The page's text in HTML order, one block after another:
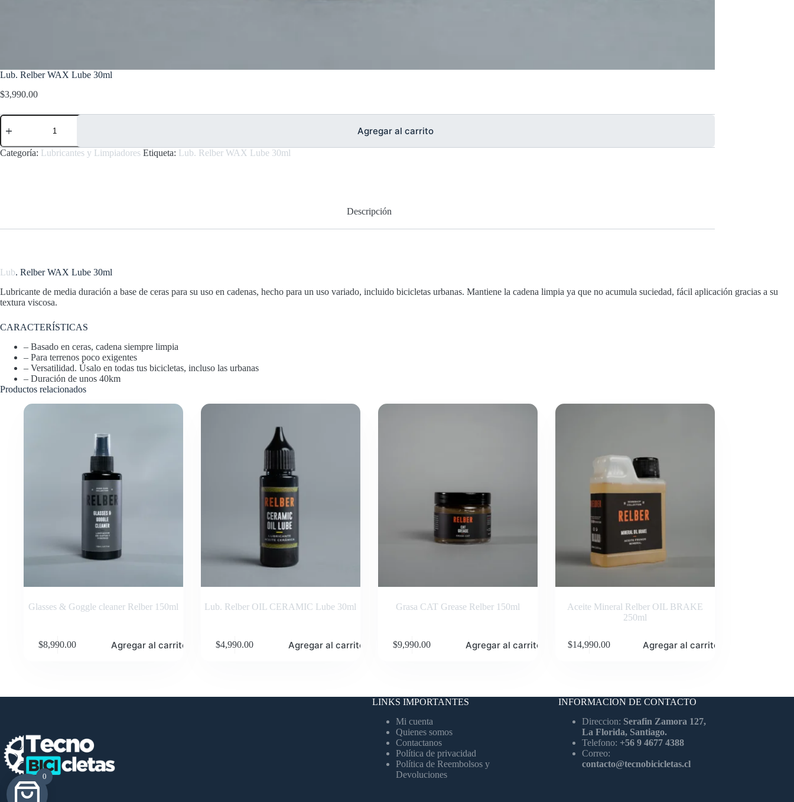
Lub. Relber WAX Lube 30ml
$3,990.00
Lub.
Relber
Lube
30ml
Agregar al carrito
Categoría: Lubricantes y Limpiadores Etiqueta: Lub. Relber WAX Lube 30ml
Descripción
Lub. Relber WAX Lube 30ml
Lubricante de media duración a base de ceras para su uso en cadenas, hecho para un uso variado, incluido bicicletas urbanas. Mantiene la cadena limpia ya que no acumula suciedad, fácil aplicación gracias a su
textura viscosa.
CARACTERÍSTICAS
– Basado en ceras, cadena siempre limpia
– Para terrenos poco exigentes
– Versatilidad. Úsalo en todas tus bicicletas, incluso las urbanas
– Duración de unos 40km
Productos relacionados
Glasses & Goggle cleaner Relber 150ml
$8,990.00 Agregar al carrito
Lub. Relber OIL CERAMIC Lube 30ml
$4,990.00 Agregar al carrito
Grasa CAT Grease Relber 150ml
$9,990.00 Agregar al carrito
Aceite Mineral Relber OIL BRAKE
250ml
$14,990.00 Agregar al carrito
LINKS IMPORTANTES
Mi cuenta
Quienes somos
Contactanos
Política de privacidad
Política de Reembolsos y
Devoluciones
INFORMACION DE CONTACTO
Direccion: Serafin Zamora 127,
La Florida, Santiago.
Telefono: +56 9 4677 4388
Correo:
contacto@tecnobicicletas.cl
0